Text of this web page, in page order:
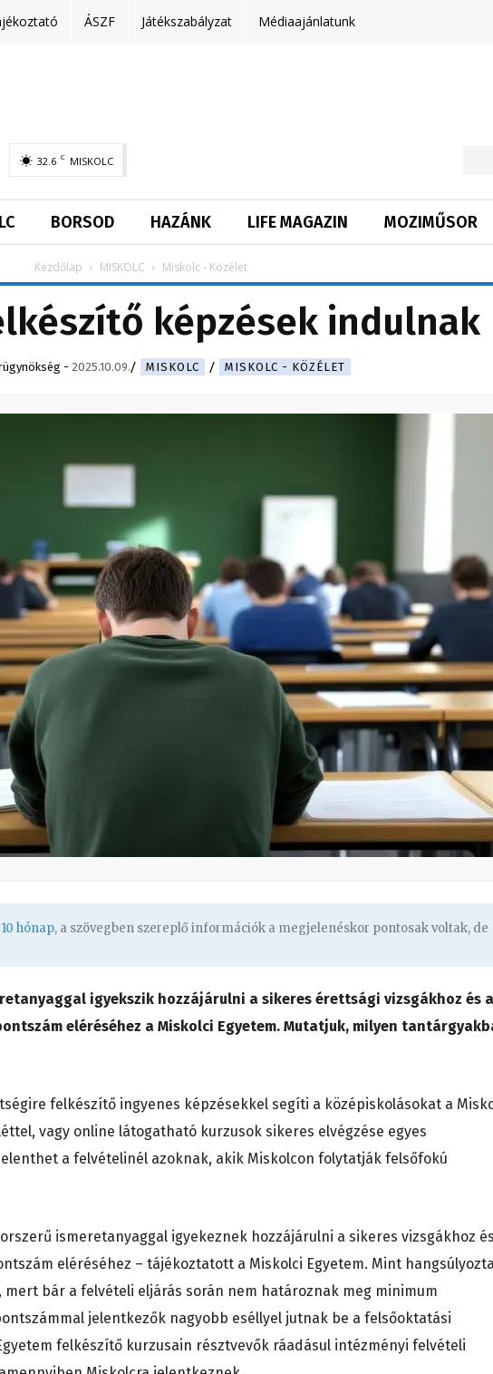
ÁSZF Játékszabályzat Médiaajánlatunk
32.6 C MISKOLC
BORSOD HAZÁNK LIFE MAGAZIN MOZIMŰSOR
Kezdőlap MISKOLC Miskolc - Közélet
képzések indulnak
- 2025.10.09. MISKOLC MISKOLC - KÖZÉLET
10 hónap, a szövegben szereplő információk a megjelenéskor pontosak voltak, de
igyekszik hozzájárulni a sikeres érettsági vizsgákhoz és a
eléréséhez a Miskolci Egyetem. Mutatjuk, milyen
felkészítő ingyenes képzésekkel segíti a középiskolásokat a
vagy online látogatható kurzusok sikeres elvégzése egyes
a felvételinél azoknak, akik Miskolcon folytatják felsőfokú
ismeretanyaggal igyekeznek hozzájárulni a sikeres vizsgákhoz
eléréséhez – tájékoztatott a Miskolci Egyetem. Mint
mert bár a felvételi eljárás során nem határoznak meg minimum
jelentkezők nagyobb eséllyel jutnak be a felsőoktatási
felkészítő kurzusain résztvevők ráadásul intézményi felvételi